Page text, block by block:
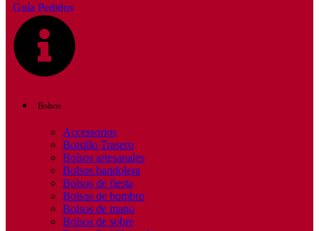
Guía Pedidos
Bolsos
Accessorios
Bolsillo Trasero
Bolsos artesanales
Bolsos bandolera
Bolsos de fiesta
Bolsos de hombro
Bolsos de mano
Bolsos de sobre